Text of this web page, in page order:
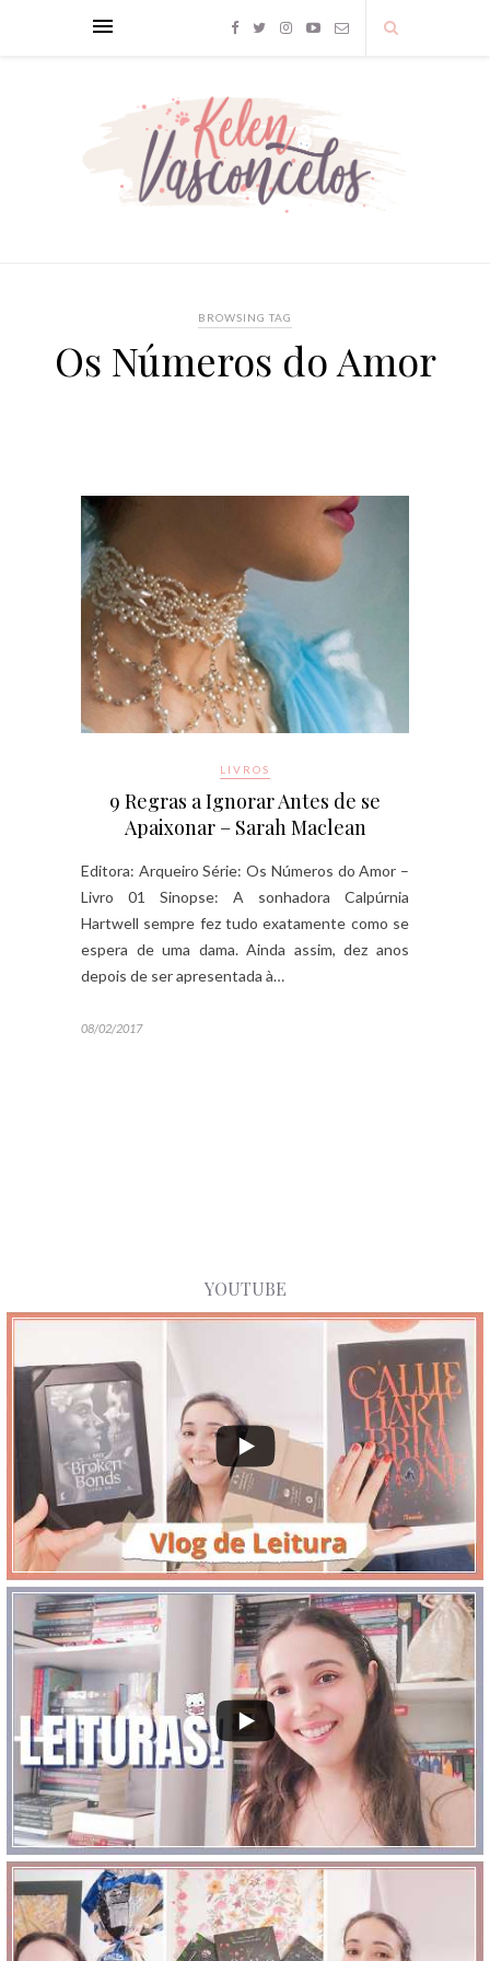
BROWSING TAG
Os Números do Amor
LIVROS
9 Regras a Ignorar Antes de se
Apaixonar – Sarah Maclean
Editora: Arqueiro Série: Os Números do Amor –
Livro 01 Sinopse: A sonhadora Calpúrnia
Hartwell sempre fez tudo exatamente como se
espera de uma dama. Ainda assim, dez anos
depois de ser apresentada à…
08/02/2017
YOUTUBE